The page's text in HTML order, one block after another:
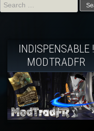
INDISPENSABLE !
MODTRADFR